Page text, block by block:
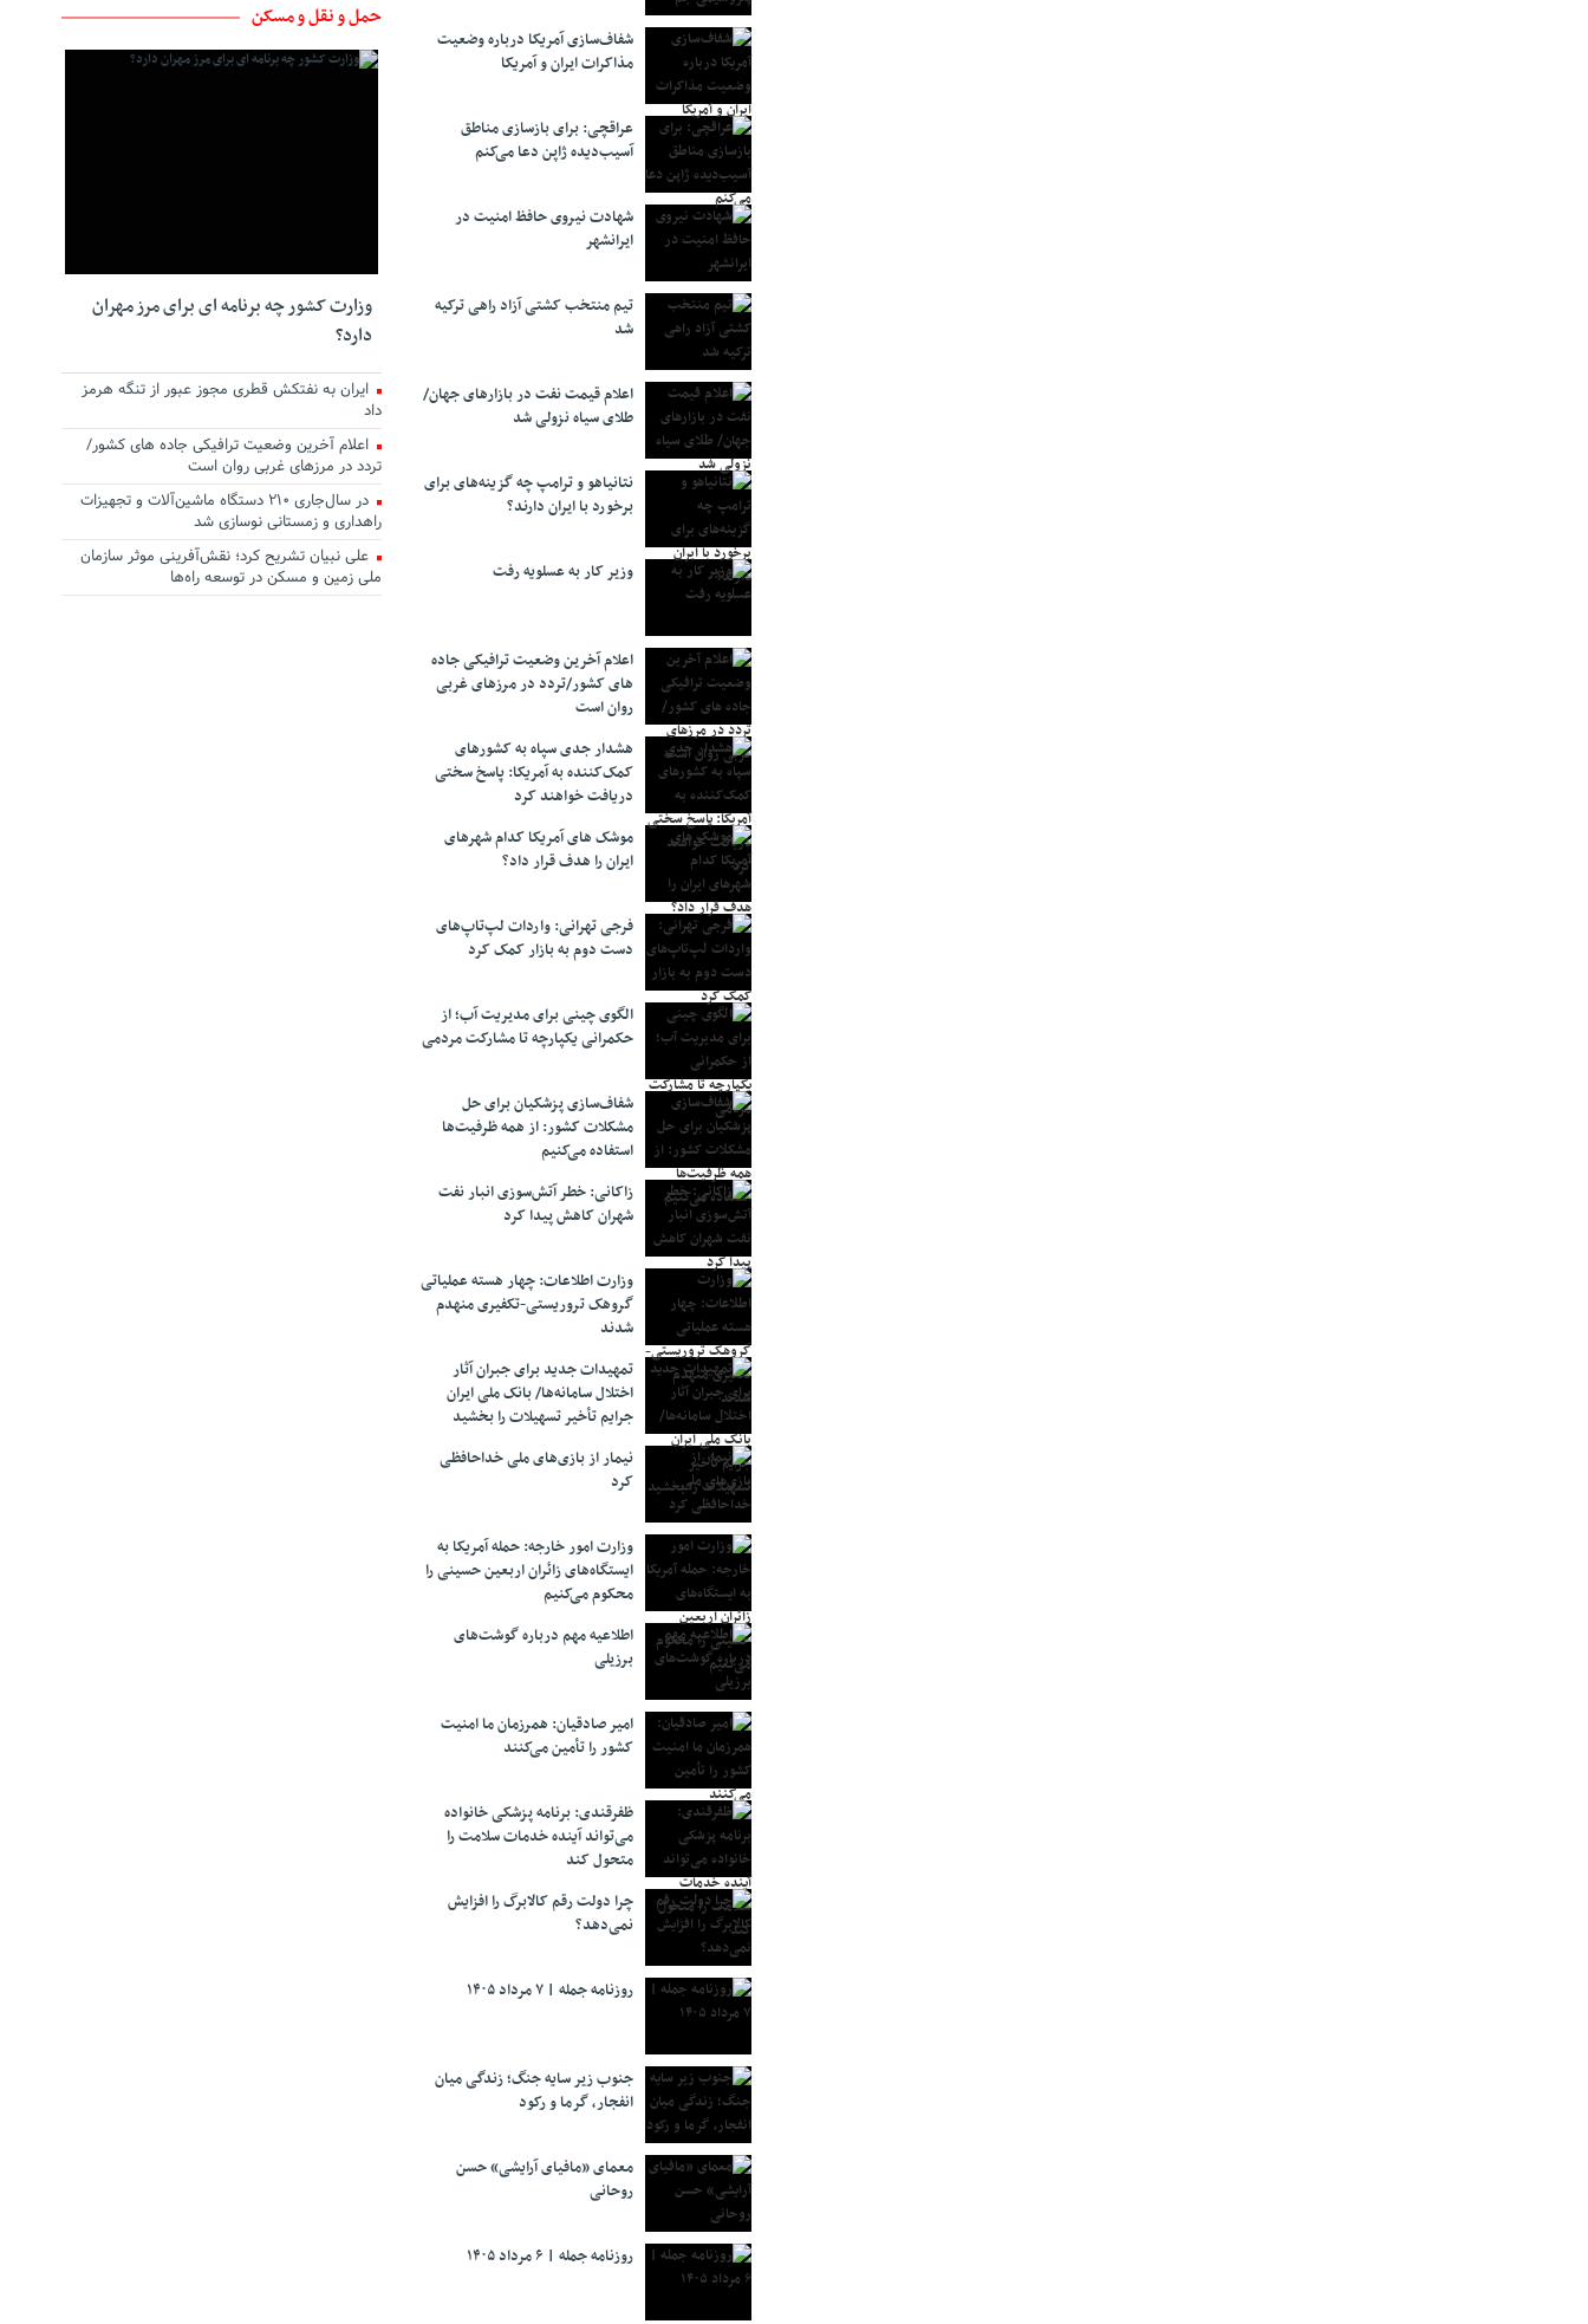
شفاف‌سازی آمریکا درباره وضعیت
مذاکرات ایران و آمریکا
عراقچی: برای بازسازی مناطق
آسیب‌دیده ژاپن دعا می‌کنم
شهادت نیروی حافظ امنیت در
ایرانشهر
تیم منتخب کشتی آزاد راهی ترکیه
شد
اعلام قیمت نفت در بازارهای جهان/
طلای سیاه نزولی شد
نتانیاهو و ترامپ چه گزینه‌های برای
برخورد با ایران دارند؟
وزیر کار به عسلویه رفت
اعلام آخرین وضعیت ترافیکی جاده
های کشور/تردد در مرزهای غربی
روان است
هشدار جدی سپاه به کشورهای
کمک‌کننده به آمریکا: پاسخ سختی
دریافت خواهند کرد
موشک های آمریکا کدام شهرهای
ایران را هدف قرار داد؟
فرجی تهرانی: واردات لپ‌تاپ‌های
دست دوم به بازار کمک کرد
الگوی چینی برای مدیریت آب؛ از
حکمرانی یکپارچه تا مشارکت مردمی
شفاف‌سازی پزشکیان برای حل
مشکلات کشور: از همه ظرفیت‌ها
استفاده می‌کنیم
زاکانی: خطر آتش‌سوزی انبار نفت
شهران کاهش پیدا کرد
وزارت اطلاعات: چهار هسته‌ عملیاتی
گروهک‌ تروریستی-تکفیری منهدم
شدند
تمهیدات جدید برای جبران آثار
اختلال سامانه‌ها/ بانک ملی ایران
جرایم تأخیر تسهیلات را بخشید
نیمار از بازی‌های ملی خداحافظی
کرد
وزارت امور خارجه: حمله آمریکا به
ایستگاه‌های زائران اربعین حسینی را
محکوم می‌کنیم
اطلاعیه مهم درباره گوشت‌های
برزیلی
امیر صادقیان: همرزمان ما امنیت
کشور را تأمین می‌کنند
ظفرقندی: برنامه پزشکی خانواده
می‌تواند آینده خدمات سلامت را
متحول کند
چرا دولت رقم کالابرگ را افزایش
نمی‌دهد؟
روزنامه جمله | ۷ مرداد ۱۴۰۵
جنوب زیر سایه جنگ؛ زندگی میان
انفجار، گرما و رکود
معمای «مافیای آرایشی» حسن
روحانی
روزنامه جمله | ۶ مرداد ۱۴۰۵
حمل و نقل و مسکن
وزارت کشور چه برنامه ای برای مرز مهران
دارد؟
ایران به نفتکش قطری مجوز عبور از تنگه هرمز
داد
اعلام آخرین وضعیت ترافیکی جاده های کشور/
تردد در مرزهای غربی روان است
در سال‌جاری ۲۱۰ دستگاه ماشین‌آلات و تجهیزات
راهداری و زمستانی نوسازی شد
علی نبیان تشریح کرد؛ نقش‌آفرینی موثر سازمان
ملی زمین و مسکن در توسعه راه‌ها